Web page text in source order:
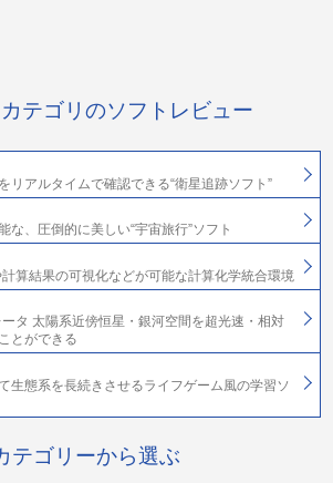
カテゴリのソフトレビュー
リアルタイムで確認できる“衛星追跡ソフト”
な、圧倒的に美しい“宇宙旅行”ソフト
算結果の可視化などが可能な計算化学統合環境
タ 太陽系近傍恒星・銀河空間を超光速・相対
とができる
生態系を長続きさせるライフゲーム風の学習ソ
テゴリーから選ぶ